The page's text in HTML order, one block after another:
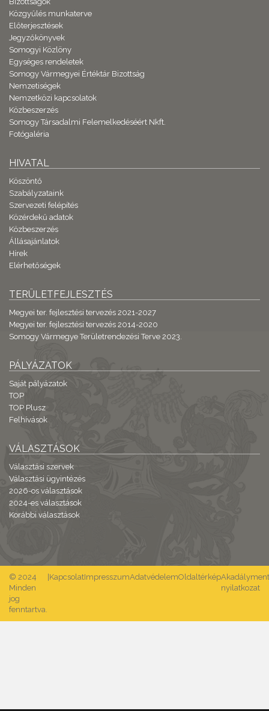
Közgyűlés munkaterve
Előterjesztések
Jegyzőkönyvek
Somogyi Közlöny
Egységes rendeletek
Somogy Vármegyei Értéktár Bizottság
Nemzetiségek
Nemzetközi kapcsolatok
Közbeszerzés
Somogy Társadalmi Felemelkedéséért Nkft.
Fotógaléria
HIVATAL
Köszöntő
Szabályzataink
Szervezeti felépítés
Közérdekű adatok
Közbeszerzés
Állásajánlatok
Hírek
Elérhetőségek
TERÜLETFEJLESZTÉS
Megyei ter. fejlesztési tervezés 2021-2027
Megyei ter. fejlesztési tervezés 2014-2020
Somogy Vármegye Területrendezési Terve 2023.
PÁLYÁZATOK
Saját pályázatok
TOP
TOP Plusz
Felhívások
VÁLASZTÁSOK
Választási szervek
Választási ügyintézés
2026-os választások
2024-es választások
Korábbi választások
© 2024
Minden
jog
fenntartva.
KapcsolatImpresszumAdatvédelemOldaltérkép
nyilatkozat